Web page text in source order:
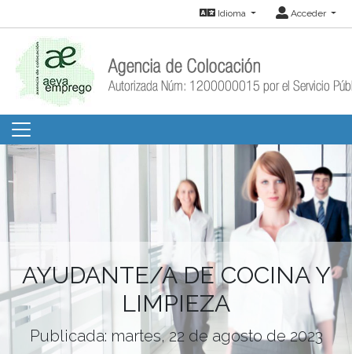
Idioma Acceder
AYUDANTE/A DE COCINA Y
LIMPIEZA
Publicada: martes, 22 de agosto de 2023